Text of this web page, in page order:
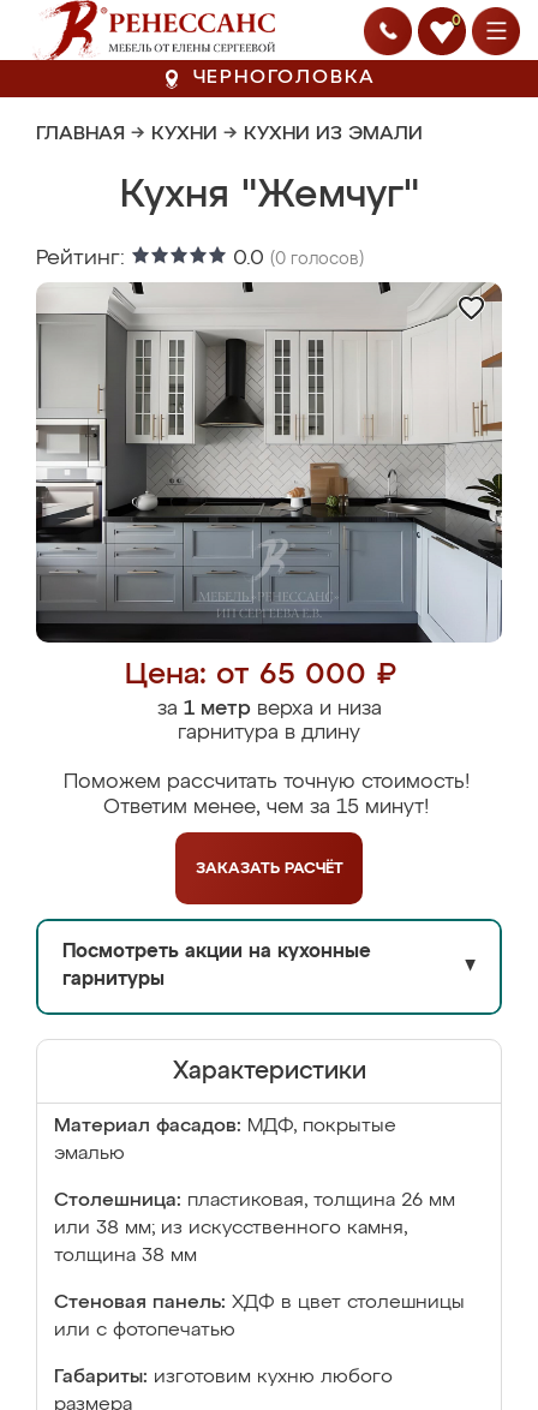
0
ЧЕРНОГОЛОВКА
ГЛАВНАЯ → КУХНИ → КУХНИ ИЗ ЭМАЛИ
Кухня "Жемчуг"
Рейтинг: 0.0 (0 голосов)
Цена: от 65 000 ₽
за 1 метрверха и низа
гарнитура в длину
Поможем рассчитать точную стоимость!
Ответим менее, чем за 15 минут!
ЗАКАЗАТЬ РАСЧЁТ
Посмотреть акции на кухонные
гарнитуры
▼
Характеристики
Материал фасадов: МДФ, покрытые
эмалью
Столешница: пластиковая, толщина 26 мм
или 38 мм; из искусственного камня,
толщина 38 мм
Стеновая панель: ХДФ в цвет столешницы
или с фотопечатью
Габариты: изготовим кухню любого
размера